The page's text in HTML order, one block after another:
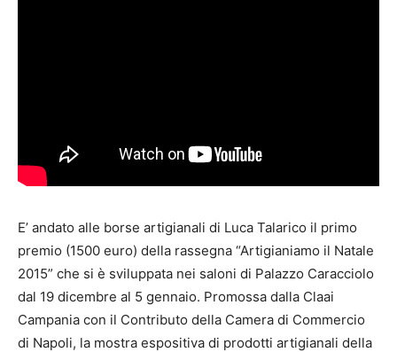
E’ andato alle borse artigianali di Luca Talarico il primo
premio (1500 euro) della rassegna “Artigianiamo il Natale
2015” che si è sviluppata nei saloni di Palazzo Caracciolo
dal 19 dicembre al 5 gennaio. Promossa dalla Claai
Campania con il Contributo della Camera di Commercio
di Napoli, la mostra espositiva di prodotti artigianali della